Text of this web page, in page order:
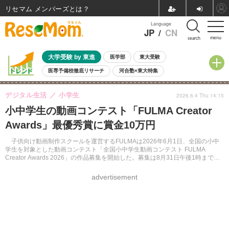
menu
Language
JP / CN search
大学受験 by 東進 医学部 東大受験
医専予備校徹底リサーチ 河合塾×東大特集
親子で考える大学選び 高校受験 中学受験 小学校受験
共通テスト 夏休み
8月開催イベント・WS 全国公立高校 過去問 人気記事
自由研究教材（小学生向け） 自由研究教材（中学生向け）
小中学生の動画コンテスト「FULMA Creator
Awards」最優秀賞に賞金10万円
子供向け動画制作スクールを運営するFULMAは2026年6月1日、全国の小中
学生を対象とした動画コンテスト「全国小中学生動画コンテスト FULMA
Creator Awards 2026」の作品募集を開始した。募集は8月31日午後1時まで。
デジタル生活 小学生
advertisement
2026.6.4 Thu 14:15
リセマム メンバーズ